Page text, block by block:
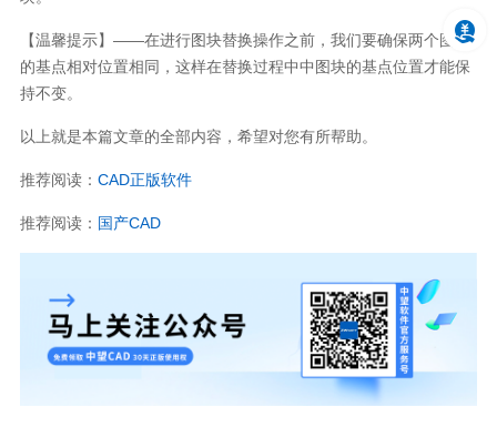
【温馨提示】——在进行图块替换操作之前，我们要确保两个图块
的基点相对位置相同，这样在替换过程中中图块的基点位置才能保
持不变。
以上就是本篇文章的全部内容，希望对您有所帮助。
推荐阅读： CAD正版软件
推荐阅读： 国产CAD